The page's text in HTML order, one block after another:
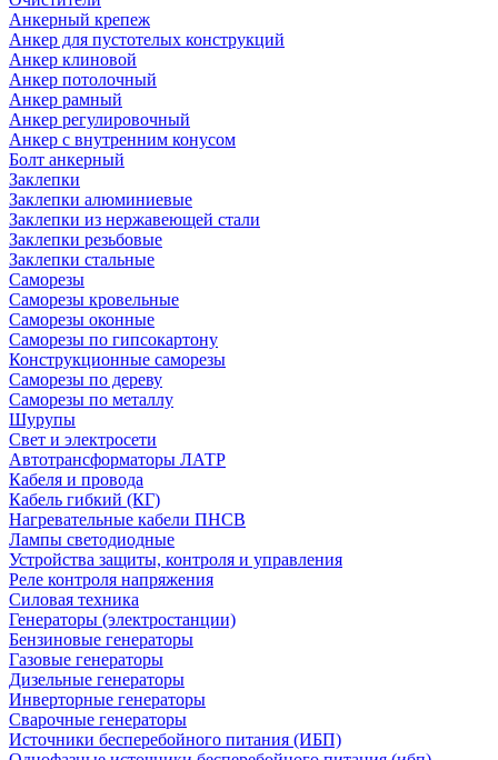
Анкерный крепеж
Анкер для пустотелых конструкций
Анкер клиновой
Анкер потолочный
Анкер рамный
Анкер регулировочный
Анкер с внутренним конусом
Болт анкерный
Заклепки
Заклепки алюминиевые
Заклепки из нержавеющей стали
Заклепки резьбовые
Заклепки стальные
Саморезы
Саморезы кровельные
Саморезы оконные
Саморезы по гипсокартону
Конструкционные саморезы
Саморезы по дереву
Саморезы по металлу
Шурупы
Свет и электросети
Автотрансформаторы ЛАТР
Кабеля и провода
Кабель гибкий (КГ)
Нагревательные кабели ПНСВ
Лампы светодиодные
Устройства защиты, контроля и управления
Реле контроля напряжения
Силовая техника
Генераторы (электростанции)
Бензиновые генераторы
Газовые генераторы
Дизельные генераторы
Инверторные генераторы
Сварочные генераторы
Источники бесперебойного питания (ИБП)